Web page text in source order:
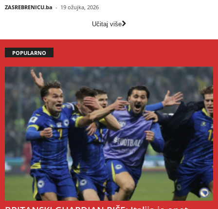
ZASREBRENICU.ba - 19 ožujka, 2026
Učitaj više
POPULARNO